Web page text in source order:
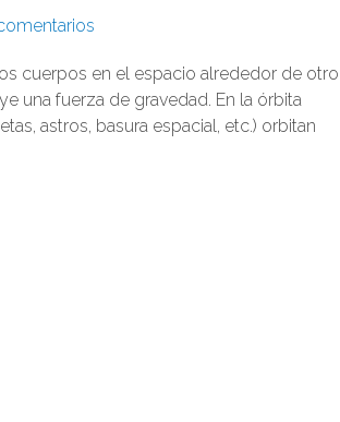
cuerpos en el espacio alrededor de otro
una fuerza de gravedad. En la órbita
astros, basura espacial, etc.) orbitan